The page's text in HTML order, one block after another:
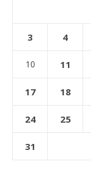
3 4
10 11
17 18
24 25
31